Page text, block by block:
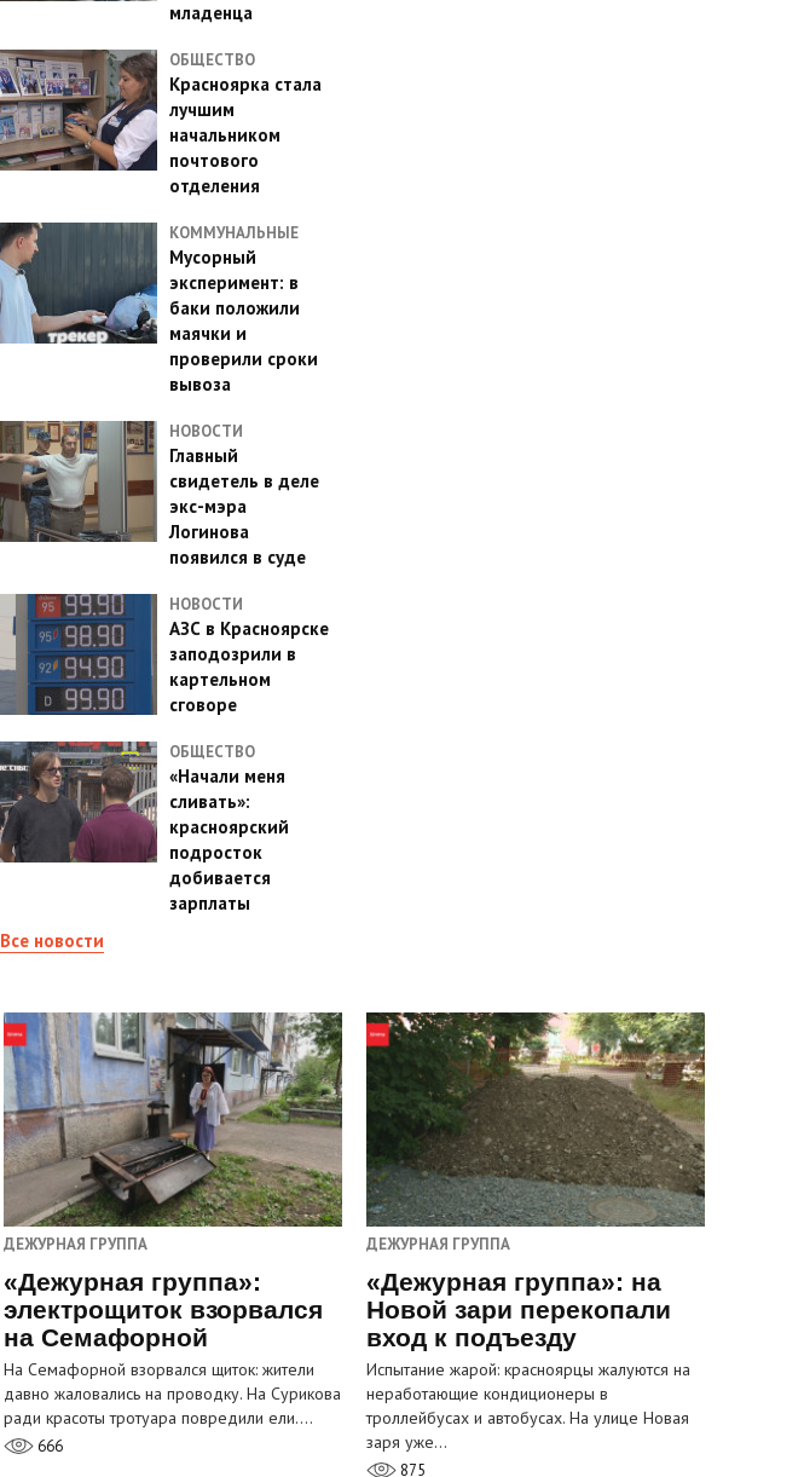
младенца
ОБЩЕСТВО
Красноярка стала
лучшим
начальником
почтового
отделения
КОММУНАЛЬНЫЕ
Мусорный
эксперимент: в
баки положили
маячки и
проверили сроки
вывоза
НОВОСТИ
Главный
свидетель в деле
экс-мэра
Логинова
появился в суде
НОВОСТИ
АЗС в Красноярске
заподозрили в
картельном
сговоре
ОБЩЕСТВО
«Начали меня
сливать»:
красноярский
подросток
добивается
зарплаты
Все новости
ДЕЖУРНАЯ ГРУППА
«Дежурная группа»:
электрощиток взорвался
на Семафорной
На Семафорной взорвался щиток: жители
давно жаловались на проводку. На Сурикова
ради красоты тротуара повредили ели.…
666
ДЕЖУРНАЯ ГРУППА
«Дежурная группа»: на
Новой зари перекопали
вход к подъезду
Испытание жарой: красноярцы жалуются на
неработающие кондиционеры в
троллейбусах и автобусах. На улице Новая
заря уже…
875